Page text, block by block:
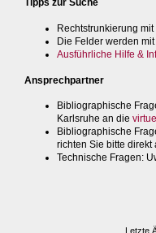
Rechtstrunkierung mit
Die Felder werden
Ausführliche Hilfe &
Ansprechpartner
Bibliographische
Karlsruhe an die
Bibliographische
richten Sie bitte direkt
Technische Fragen:
Letzte